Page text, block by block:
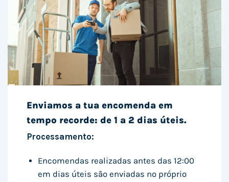
Enviamos a tua encomenda em
tempo recorde: de 1 a 2 dias úteis.
Processamento:
Encomendas realizadas antes das 12:00
em dias úteis são enviadas no próprio